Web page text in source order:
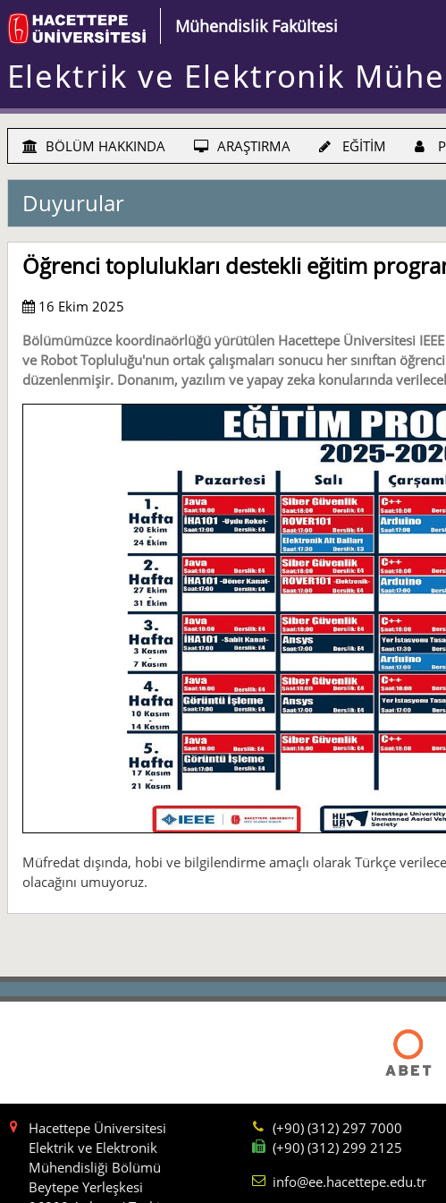
Mühendislik Fakültesi
Elektrik ve Elektronik
BÖLÜM HAKKINDA ARAŞTIRMA EĞİTİM
Duyurular
Öğrenci toplulukları destekli eğitim
16 Ekim 2025
Bölümümüzce koordinaörlüğü yürütülen Hacettepe Üniversitesi
ve Robot Topluluğu'nun ortak çalışmaları sonucu her sınıftan
düzenlenmişir. Donanım, yazılım ve yapay zeka konularında
Müfredat dışında, hobi ve bilgilendirme amaçlı olarak Türkçe
olacağını umuyoruz.
Hacettepe Üniversitesi
Elektrik ve Elektronik
Mühendisliği Bölümü
Beytepe Yerleşkesi
(+90) (312) 297 7000
(+90) (312) 299 2125
info@ee.hacettepe.edu.tr